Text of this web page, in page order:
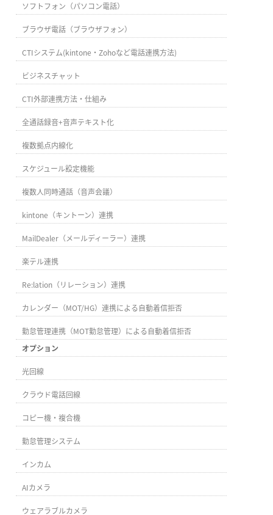
ソフトフォン（パソコン電話）
ブラウザ電話（ブラウザフォン）
CTIシステム(kintone・Zohoなど電話連携方法)
ビジネスチャット
CTI外部連携方法・仕組み
全通話録音+音声テキスト化
複数拠点内線化
スケジュール設定機能
複数人同時通話（音声会議）
kintone（キントーン）連携
MailDealer（メールディーラー）連携
楽テル連携
Re:lation（リレーション）連携
カレンダー（MOT/HG）連携による自動着信拒否
勤怠管理連携（MOT勤怠管理）による自動着信拒否
オプション
光回線
クラウド電話回線
コピー機・複合機
勤怠管理システム
インカム
AIカメラ
ウェアラブルカメラ